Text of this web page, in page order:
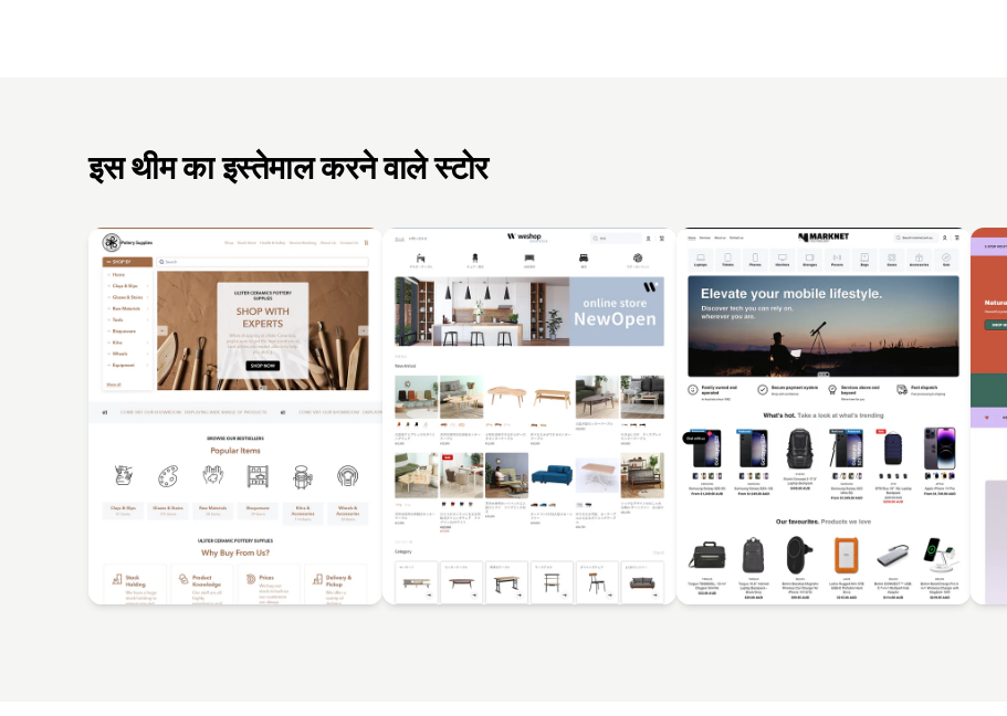
इस थीम का इस्तेमाल करने वाले स्टोर